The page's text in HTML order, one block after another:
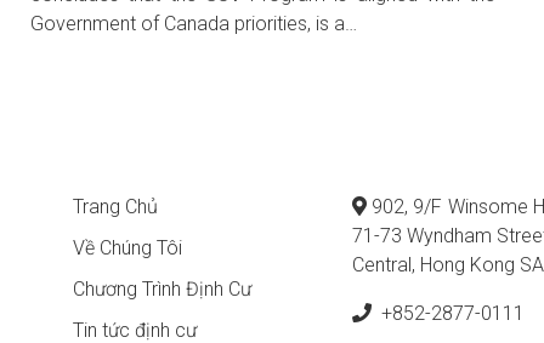
Government of Canada priorities, is a…
Trang Chủ
Về Chúng Tôi
Chương Trình Định Cư
Tin tức định cư
902, 9/F Winsome
71-73 Wyndham
Central, Hong Kong
+852-2877-0111